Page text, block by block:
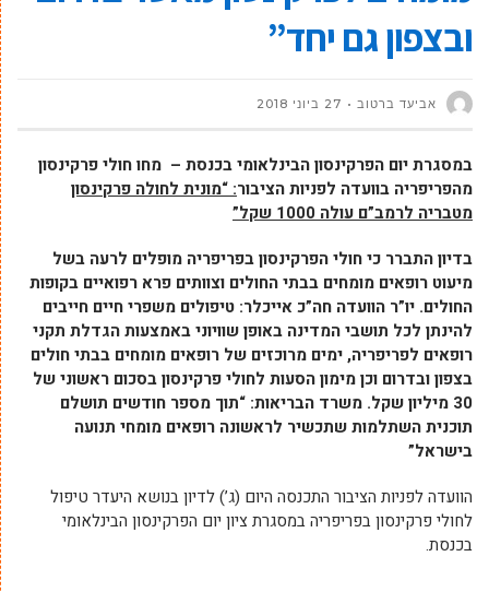
ובצפון גם יחד”
אביעד ברטוב 27 ביוני 2018
במסגרת יום הפרקינסון הבינלאומי בכנסת – מחו חולי פרקינסון
מהפריפריה בוועדה לפניות הציבור: “מונית לחולה פרקינסון
מטבריה לרמב”ם עולה 1000 שקל”
בדיון התברר כי חולי הפרקינסון בפריפריה מופלים לרעה בשל
מיעוט רופאים מומחים בבתי החולים וצוותים פרא רפואיים בקופות
החולים. יו”ר הוועדה חה”כ אייכלר: טיפולים משפרי חיים חייבים
להינתן לכל תושבי המדינה באופן שוויוני באמצעות הגדלת תקני
רופאים לפריפריה, ימים מרוכזים של רופאים מומחים בבתי חולים
בצפון ובדרום וכן מימון הסעות לחולי פרקינסון בסכום ראשוני של
30 מיליון שקל. משרד הבריאות: “תוך מספר חודשים תושלם
תוכנית השתלמות שתכשיר לראשונה רופאים מומחי תנועה
בישראל”
הוועדה לפניות הציבור התכנסה היום (ג’) לדיון בנושא היעדר טיפול
לחולי פרקינסון בפריפריה במסגרת ציון יום הפרקינסון הבינלאומי
בכנסת.